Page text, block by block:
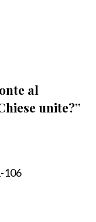
al
unite?”
106